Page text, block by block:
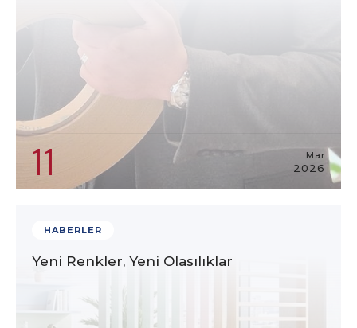
11 Mar
2026
HABERLER
Yeni Renkler, Yeni Olasılıklar